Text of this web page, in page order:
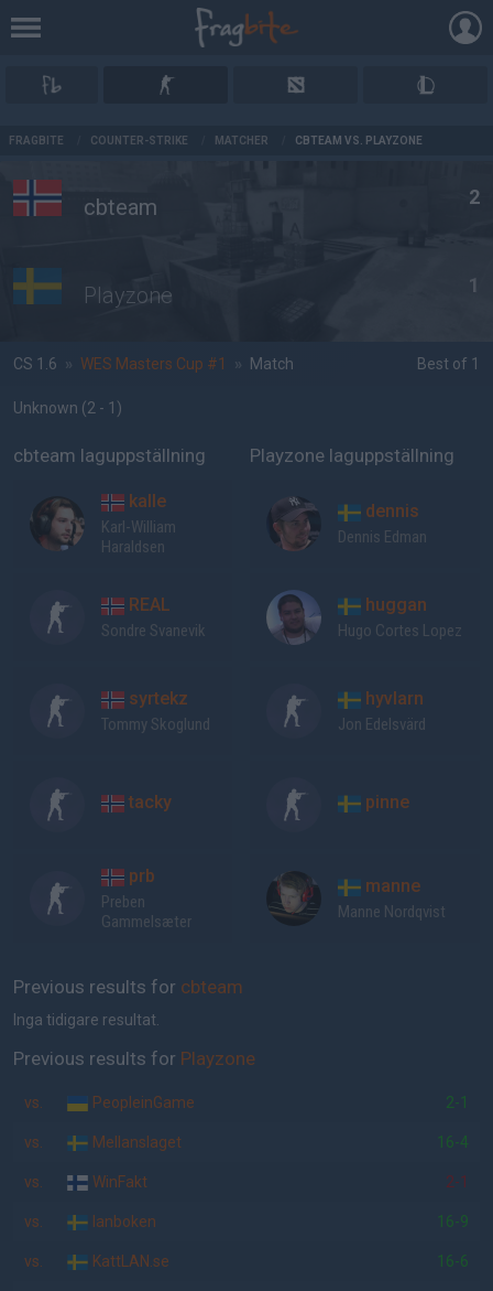
FRAGBITE COUNTER-STRIKE MATCHER CBTEAM VS. PLAYZONE
cbteam 2
Playzone 1
CS 1.6 » WES Masters Cup #1 » Match Best of 1
Unknown (2 - 1 )
cbteam laguppställning
kalle
Karl-William
Haraldsen
REAL
Sondre Svanevik
syrtekz
Tommy Skoglund
tacky
prb
Preben
Gammelsæter
Playzone laguppställning
dennis
Dennis Edman
huggan
Hugo Cortes Lopez
hyvlarn
Jon Edelsvärd
pinne
manne
Manne Nordqvist
Previous results for cbteam
Inga tidigare resultat.
Previous results for Playzone
vs. PeopleinGame 2-1
vs. Mellanslaget 16-4
vs. WinFakt 2-1
vs. lanboken 16-9
vs. KattLAN.se 16-6